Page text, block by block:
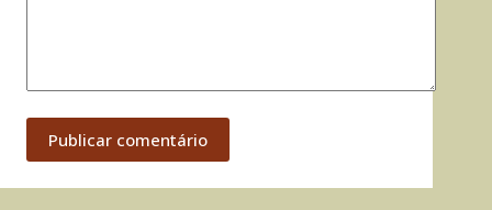
Publicar comentário